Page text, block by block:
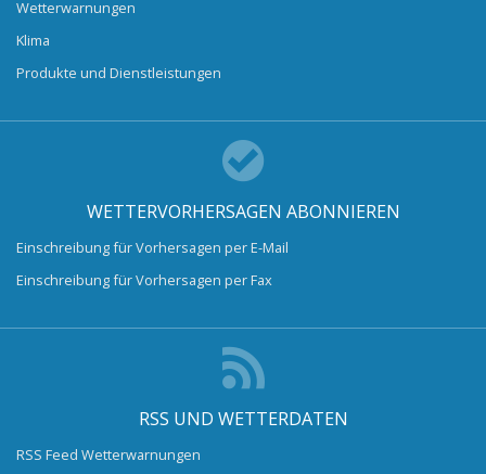
Wetterwarnungen
Klima
Produkte und Dienstleistungen
WETTERVORHERSAGEN ABONNIEREN
Einschreibung für Vorhersagen per E-Mail
Einschreibung für Vorhersagen per Fax
RSS UND WETTERDATEN
RSS Feed Wetterwarnungen